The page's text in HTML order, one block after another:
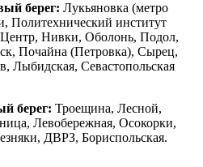
берег: Лукьяновка (метро
Политехнический институт
Нивки, Оболонь, Подол,
Почайна (Петровка), Сырец,
Лыбидская, Севастопольская
берег: Троещина, Лесной,
Левобережная, Осокорки,
ДВРЗ, Бориспольская.